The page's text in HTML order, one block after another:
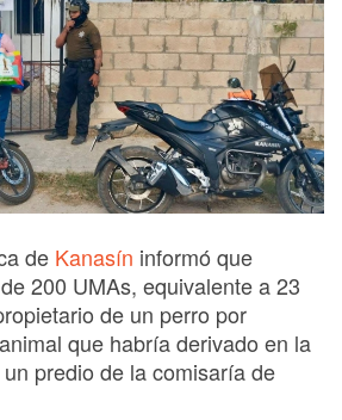
de Kanasín informó que
200 UMAs, equivalente a 23
de un perro por
que habría derivado en la
predio de la comisaría de